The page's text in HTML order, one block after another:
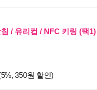
/ 유리컵 / NFC 키링 (택1)
350원 할인)